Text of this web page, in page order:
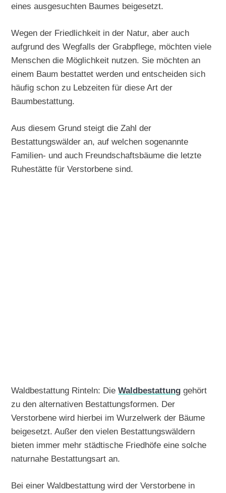
eines ausgesuchten Baumes beigesetzt.
Wegen der Friedlichkeit in der Natur, aber auch
aufgrund des Wegfalls der Grabpflege, möchten viele
Menschen die Möglichkeit nutzen. Sie möchten an
einem Baum bestattet werden und entscheiden sich
häufig schon zu Lebzeiten für diese Art der
Baumbestattung.
Aus diesem Grund steigt die Zahl der
Bestattungswälder an, auf welchen sogenannte
Familien- und auch Freundschaftsbäume die letzte
Ruhestätte für Verstorbene sind.
Waldbestattung Rinteln: DieWaldbestattung gehört
zu den alternativen Bestattungsformen. Der
Verstorbene wird hierbei im Wurzelwerk der Bäume
beigesetzt. Außer den vielen Bestattungswäldern
bieten immer mehr städtische Friedhöfe eine solche
naturnahe Bestattungsart an.
Bei einer Waldbestattung wird der Verstorbene in